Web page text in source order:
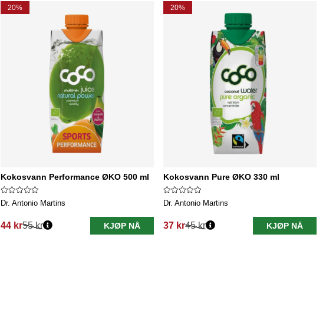
20%
Kokosvann Performance ØKO 500 ml
Dr. Antonio Martins
44 kr
Vanlig pris:
55 kr KJØP NÅ
20%
Kokosvann Pure ØKO 330 ml
Dr. Antonio Martins
37 kr
Vanlig pris:
45 kr KJØP NÅ